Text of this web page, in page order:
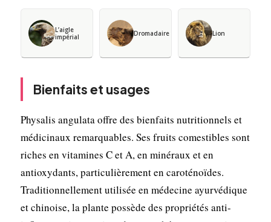
L’aigle
impérial
Dromadaire Lion
Bienfaits et usages
Physalis angulata offre des bienfaits nutritionnels et
médicinaux remarquables. Ses fruits comestibles sont
riches en vitamines C et A, en minéraux et en
antioxydants, particulièrement en caroténoïdes.
Traditionnellement utilisée en médecine ayurvédique
et chinoise, la plante possède des propriétés anti-